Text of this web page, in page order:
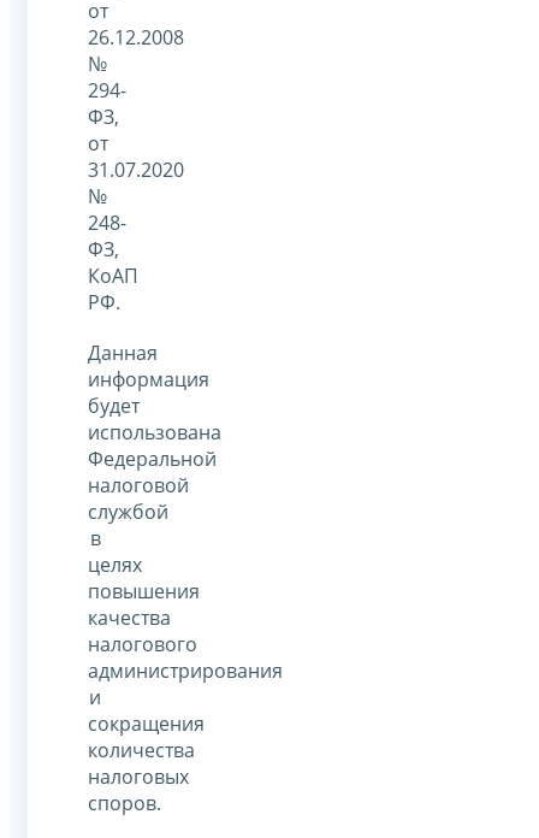
от
26.12.2008
№
294-
ФЗ,
от
31.07.2020
№
248-
ФЗ,
КоАП
РФ.
Данная
информация
будет
использована
Федеральной
налоговой
службой
в
целях
повышения
качества
налогового
администрирования
и
сокращения
количества
налоговых
споров.